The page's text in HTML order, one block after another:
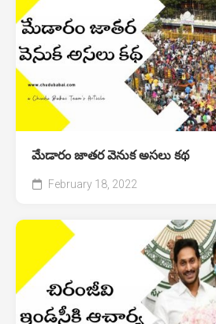
మేడారం జాతర వెనుక అసలు కథ
February 18, 2022